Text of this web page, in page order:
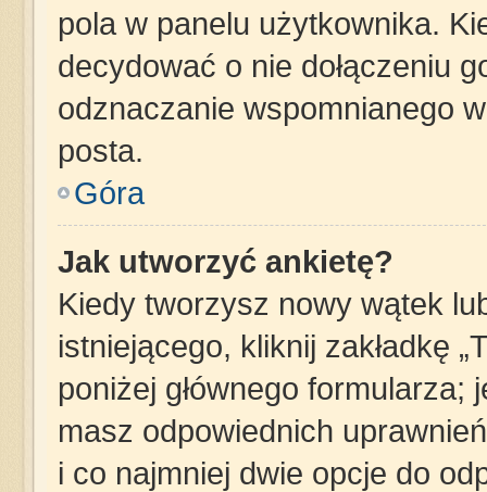
pola w panelu użytkownika.
decydować o nie dołączeniu
odznaczanie wspomnianego
posta.
Góra
Jak utworzyć ankietę?
Kiedy tworzysz nowy wątek
istniejącego, kliknij zakładkę
poniżej głównego
masz odpowiednich
i co najmniej dwie opcje do